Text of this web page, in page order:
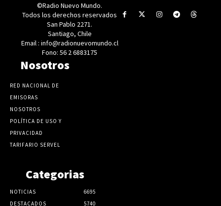
©Radio Nuevo Mundo.
Todos los derechos reservados
San Pablo 2271.
Santiago, Chile
Email : info@radionuevomundo.cl
Fono: 56 2 6883175
Nosotros
RED NACIONAL DE
EMISORAS
NOSOTROS
POLÍTICA DE USO Y
PRIVACIDAD
TARIFARIO SERVEL
Categorias
NOTICIAS
6695
DESTACADOS
5740